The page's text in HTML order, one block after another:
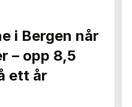
i Bergen når
– opp 8,5
ett år